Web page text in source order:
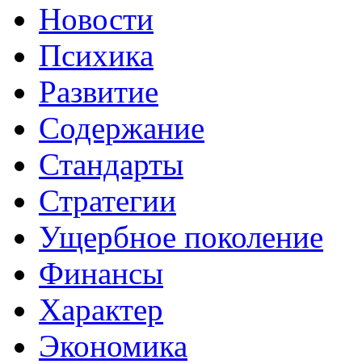
Новости
Психика
Развитие
Содержание
Стандарты
Стратегии
Ущербное поколение
Финансы
Характер
Экономика